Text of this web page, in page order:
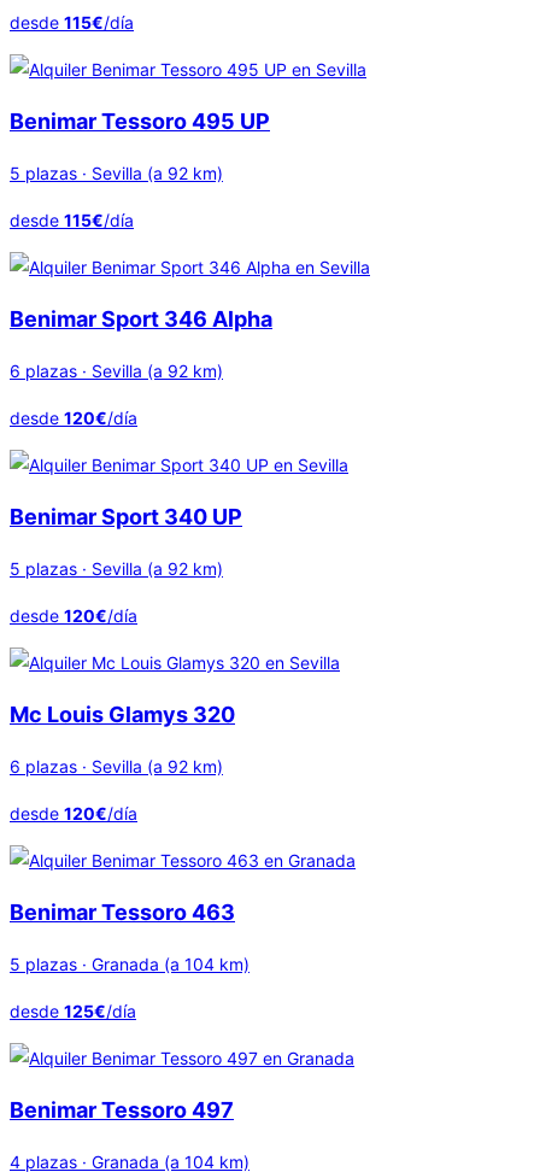
desde 115€/día
Benimar Tessoro 495 UP
5 plazas · Sevilla (a 92 km)
desde 115€/día
Benimar Sport 346 Alpha
6 plazas · Sevilla (a 92 km)
desde 120€/día
Benimar Sport 340 UP
5 plazas · Sevilla (a 92 km)
desde 120€/día
Mc Louis Glamys 320
6 plazas · Sevilla (a 92 km)
desde 120€/día
Benimar Tessoro 463
5 plazas · Granada (a 104 km)
desde 125€/día
Benimar Tessoro 497
4 plazas · Granada (a 104 km)